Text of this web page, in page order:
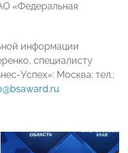
«Федеральная
информации
специалисту
Успех»: Москва: тел.: